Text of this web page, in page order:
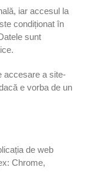
iar accesul la
condiționat în
sunt
accesare a site-
e vorba de un
de web
Chrome,